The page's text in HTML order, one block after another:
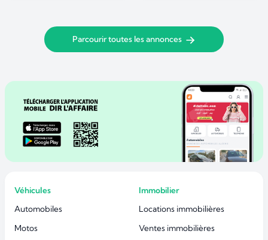
Parcourir toutes les annonces
Véhicules
Automobiles
Motos
Immobilier
Locations immobilières
Ventes immobilières